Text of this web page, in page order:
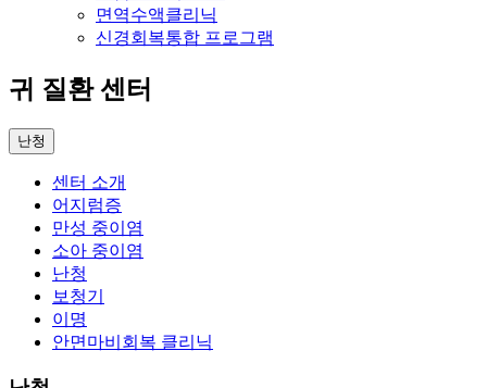
면역수액클리닉
신경회복통합 프로그램
귀 질환 센터
난청
센터 소개
어지럼증
만성 중이염
소아 중이염
난청
보청기
이명
안면마비회복 클리닉